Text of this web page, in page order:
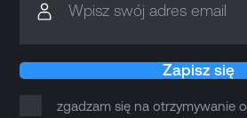
Wpisz swój adres email
Zapisz się
zgadzam się na otrzymywanie